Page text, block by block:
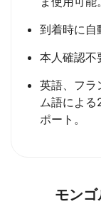
到着時に自
本人確認不
英語、フラ
ム語によ
ポート。
モン